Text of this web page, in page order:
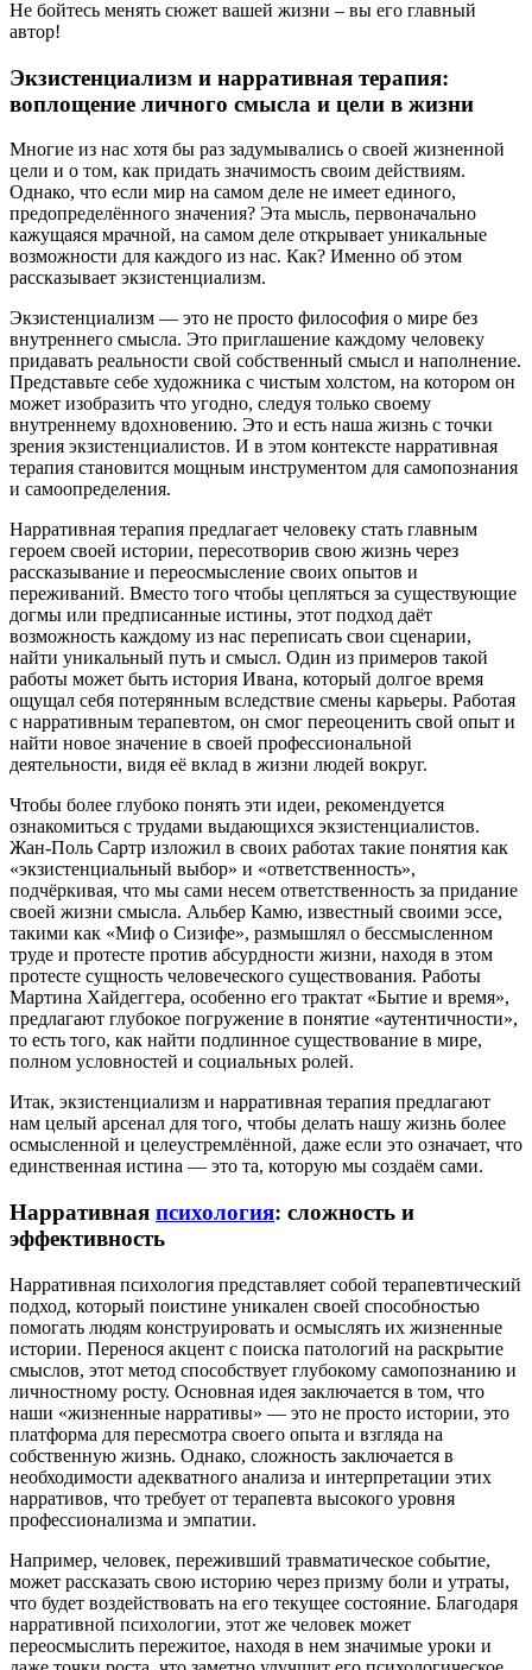
Не бойтесь менять сюжет вашей жизни – вы его главный
автор!
Экзистенциализм и нарративная терапия:
воплощение личного смысла и цели в жизни
Многие из нас хотя бы раз задумывались о своей жизненной
цели и о том, как придать значимость своим действиям.
Однако, что если мир на самом деле не имеет единого,
предопределённого значения? Эта мысль, первоначально
кажущаяся мрачной, на самом деле открывает уникальные
возможности для каждого из нас. Как? Именно об этом
рассказывает экзистенциализм.
Экзистенциализм — это не просто философия о мире без
внутреннего смысла. Это приглашение каждому человеку
придавать реальности свой собственный смысл и наполнение.
Представьте себе художника с чистым холстом, на котором он
может изобразить что угодно, следуя только своему
внутреннему вдохновению. Это и есть наша жизнь с точки
зрения экзистенциалистов. И в этом контексте нарративная
терапия становится мощным инструментом для самопознания
и самоопределения.
Нарративная терапия предлагает человеку стать главным
героем своей истории, пересотворив свою жизнь через
рассказывание и переосмысление своих опытов и
переживаний. Вместо того чтобы цепляться за существующие
догмы или предписанные истины, этот подход даёт
возможность каждому из нас переписать свои сценарии,
найти уникальный путь и смысл. Один из примеров такой
работы может быть история Ивана, который долгое время
ощущал себя потерянным вследствие смены карьеры. Работая
с нарративным терапевтом, он смог переоценить свой опыт и
найти новое значение в своей профессиональной
деятельности, видя её вклад в жизни людей вокруг.
Чтобы более глубоко понять эти идеи, рекомендуется
ознакомиться с трудами выдающихся экзистенциалистов.
Жан-Поль Сартр изложил в своих работах такие понятия как
«экзистенциальный выбор» и «ответственность»,
подчёркивая, что мы сами несем ответственность за придание
своей жизни смысла. Альбер Камю, известный своими эссе,
такими как «Миф о Сизифе», размышлял о бессмысленном
труде и протесте против абсурдности жизни, находя в этом
протесте сущность человеческого существования. Работы
Мартина Хайдеггера, особенно его трактат «Бытие и время»,
предлагают глубокое погружение в понятие «аутентичности»,
то есть того, как найти подлинное существование в мире,
полном условностей и социальных ролей.
Итак, экзистенциализм и нарративная терапия предлагают
нам целый арсенал для того, чтобы делать нашу жизнь более
осмысленной и целеустремлённой, даже если это означает, что
единственная истина — это та, которую мы создаём сами.
Нарративная психология: сложность и
эффективность
Нарративная психология представляет собой терапевтический
подход, который поистине уникален своей способностью
помогать людям конструировать и осмыслять их жизненные
истории. Перенося акцент с поиска патологий на раскрытие
смыслов, этот метод способствует глубокому самопознанию и
личностному росту. Основная идея заключается в том, что
наши «жизненные нарративы» — это не просто истории, это
платформа для пересмотра своего опыта и взгляда на
собственную жизнь. Однако, сложность заключается в
необходимости адекватного анализа и интерпретации этих
нарративов, что требует от терапевта высокого уровня
профессионализма и эмпатии.
Например, человек, переживший травматическое событие,
может рассказать свою историю через призму боли и утраты,
что будет воздействовать на его текущее состояние. Благодаря
нарративной психологии, этот же человек может
переосмыслить пережитое, находя в нем значимые уроки и